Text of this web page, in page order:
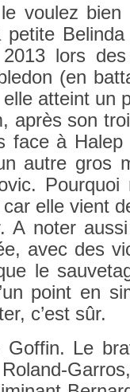
voulez
lors
(en
at­teint un
après son
face à
autre gros
Pour­quoi
elle vient
A noter
avec des
le
point en
c’est sûr.
Gof­fin. Le